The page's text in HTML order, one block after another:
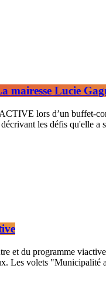
mairesse Lucie
lors d’un buffet-
les défis qu'elle
et du programme
Les volets "Municipalité